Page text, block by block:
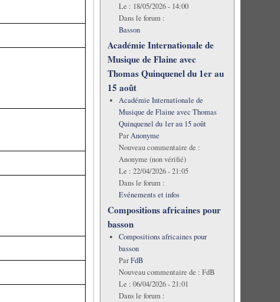
Le : 18/05/2026 - 14:00
Dans le forum :
Basson
Académie Internationale de
Musique de Flaine avec
Thomas Quinquenel du 1er au
15 août
Académie Internationale de
Musique de Flaine avec Thomas
Quinquenel du 1er au 15 août
ParAnonyme
Nouveau commentaire de :
Anonyme (non vérifié)
Le : 22/04/2026 - 21:05
Dans le forum :
Evénements et infos
Compositions africaines pour
basson
Compositions africaines pour
basson
ParFdB
Nouveau commentaire de : FdB
Le : 06/04/2026 - 21:01
Dans le forum :